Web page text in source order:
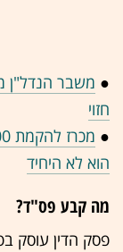
● משבר הנדל"ן
חזוי
●
הוא לא היחיד
מה קבע פס"ד?
פסק הדין עוסק